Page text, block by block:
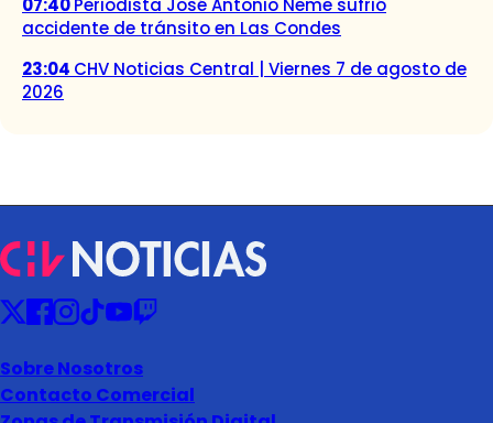
07:40Periodista José Antonio Neme sufrió
accidente de tránsito en Las Condes
23:04 CHV Noticias Central | Viernes 7 de agosto de
2026
Sobre Nosotros
Contacto Comercial